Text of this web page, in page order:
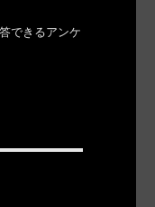
できるアンケ